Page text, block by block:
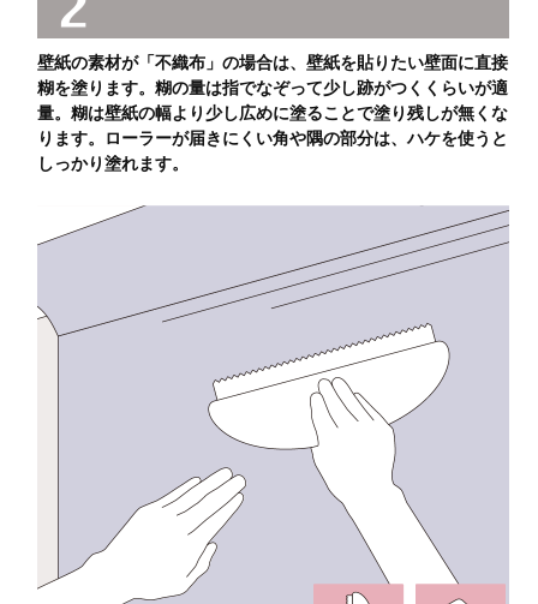
壁紙の素材が「不織布」の場合は、壁紙を貼りたい壁面に直接
糊を塗ります。糊の量は指でなぞって少し跡がつくくらいが適
量。糊は壁紙の幅より少し広めに塗ることで塗り残しが無くな
ります。ローラーが届きにくい角や隅の部分は、ハケを使うと
しっかり塗れます。